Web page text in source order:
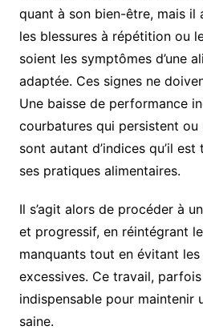
quant à son bien-être, mais il
les blessures à répétition ou
soient les symptômes d’une
adaptée. Ces signes ne
Une baisse de performance
courbatures qui persistent
sont autant d’indices qu’il
ses pratiques alimentaires.
Il s’agit alors de procéder à
et progressif, en réintégrant
manquants tout en évitant
excessives. Ce travail, parfois
indispensable pour maintenir
saine.